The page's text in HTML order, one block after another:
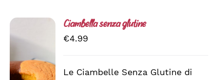
Ciambella senza glutine
€4.99
Le Ciambelle Senza Glutine di